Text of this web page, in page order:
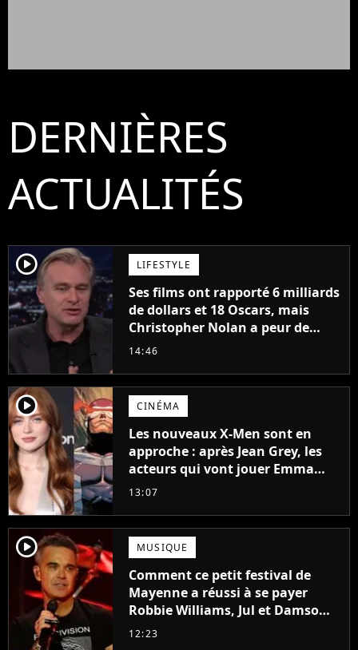
DERNIÈRES
ACTUALITÉS
player2 LIFESTYLE
Ses films ont rapporté 6 milliards
de dollars et 18 Oscars, mais
Christopher Nolan a peur de
tourner un genre de films très
14:46
player2 CINÉMA
Les nouveaux X-Men sont en
approche : après Jean Grey, les
acteurs qui vont jouer Emma
Frost et Cyclope trouvés !
13:07
player2 MUSIQUE
Comment ce petit festival de
Mayenne a réussi à se payer
Robbie Williams, Jul et Damso
cette année ?
12:23